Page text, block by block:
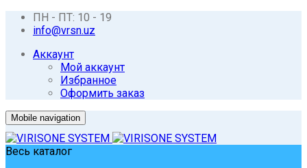
ПН - ПТ: 10 - 19
info@vrsn.uz
Аккаунт
Мой аккаунт
Избранное
Оформить заказ
Mobile navigation
Весь каталог